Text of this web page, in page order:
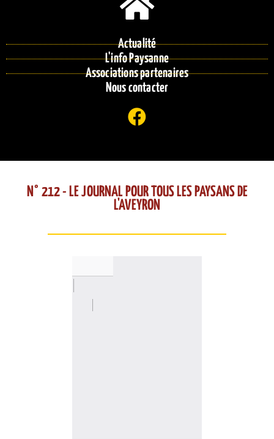
Actualité
L'info Paysanne
Associations partenaires
Nous contacter
N° 212 - LE JOURNAL POUR TOUS LES PAYSANS DE
L'AVEYRON